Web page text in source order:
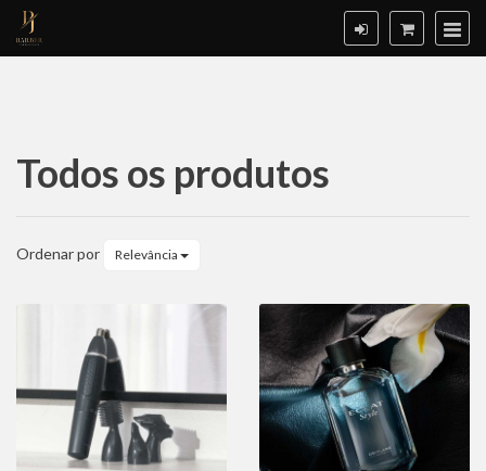
Todos os produtos
os
Ordenar por Relevância